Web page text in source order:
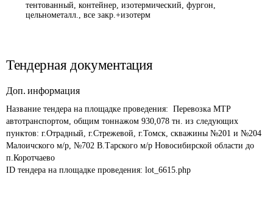
тентованный, контейнер, изотермический, фургон,
цельнометалл., все закр.+изотерм
Тендерная документация
Доп. информация
Название тендера на площадке проведения: Перевозка МТР
автотранспортом, общим тоннажом 930,078 тн. из следующих
пунктов: г.Отрадный, г.Стрежевой, г.Томск, скважины №201 и №204
Малоичского м/р, №702 В.Тарского м/р Новосибирской области до
п.Коротчаево
ID тендера на площадке проведения: lot_6615.php